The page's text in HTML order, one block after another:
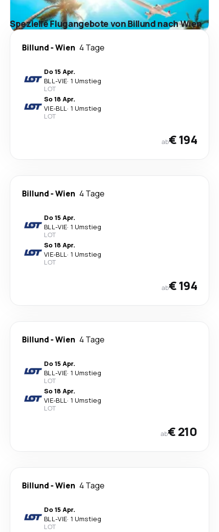
Spezielle Flugangebote von Billund nach Wien
Billund-Wien 4 Tage
Do 15 Apr.
BLL-VIE· 1 Umstieg
LOT
So 18 Apr.
VIE-BLL· 1 Umstieg
LOT
ab€ 194
Billund-Wien 4 Tage
Do 15 Apr.
BLL-VIE· 1 Umstieg
LOT
So 18 Apr.
VIE-BLL· 1 Umstieg
LOT
ab€ 194
Billund-Wien 4 Tage
Do 15 Apr.
BLL-VIE· 1 Umstieg
LOT
So 18 Apr.
VIE-BLL· 1 Umstieg
LOT
ab€ 210
Billund-Wien 4 Tage
Do 15 Apr.
BLL-VIE· 1 Umstieg
LOT